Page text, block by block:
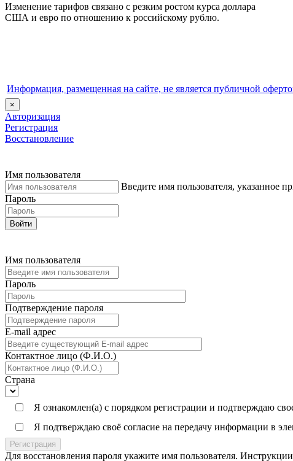
Изменение тарифов связано с резким ростом курса доллара
США и евро по отношению к российскому рублю.
Информация, размещенная на сайте, не является публичной
×
Авторизация
Регистрация
Восстановление
Имя пользователя
Введите имя пользователя, указанное
Пароль
Войти
Имя пользователя
Пароль
Подтверждение пароля
E-mail адреc
Контактное лицо (Ф.И.О.)
Страна
Я ознакомлен(а) с порядком регистрации и подтверждаю
Я подтверждаю своё согласие на передачу информации в
Регистрация
Для восстановления пароля укажите имя пользователя.